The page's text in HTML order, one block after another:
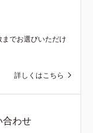
でお選びいただけ
詳しくはこちら
合わせ